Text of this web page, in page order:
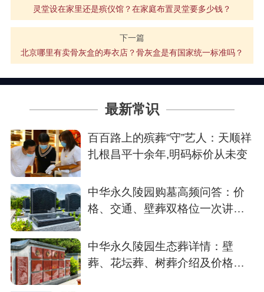
灵堂设在家里还是殡仪馆？在家庭布置灵堂要多少钱？
下一篇
北京哪里有卖骨灰盒的寿衣店？骨灰盒是有国家统一标准吗？
最新常识
百百路上的殡葬“守”艺人：天顺祥
扎根昌平十余年,明码标价从未变
中华永久陵园购墓高频问答：价
格、交通、壁葬双格位一次讲清
中华永久陵园生态葬详情：壁
葬、花坛葬、树葬介绍及价格参